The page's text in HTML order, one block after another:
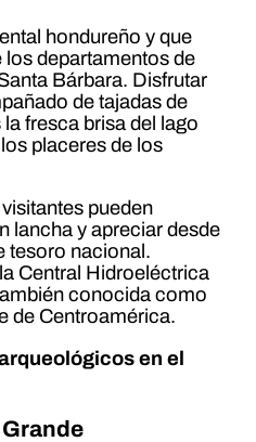
hondureño y que
los departamentos de
Bárbara. Disfrutar
de tajadas de
fresca brisa del lago
placeres de los
pueden
lancha y apreciar desde
tesoro nacional.
Central Hidroeléctrica
conocida como
de Centroamérica.
en el